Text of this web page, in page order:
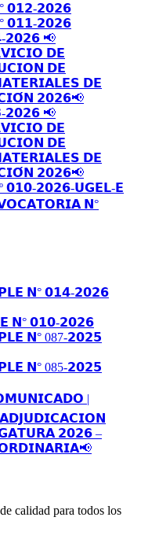
𝟬𝟭𝟮-𝟮𝟬𝟮𝟲
𝟬𝟭𝟭-𝟮𝟬𝟮𝟲
📢
𝗗𝗘
𝗗𝗘
𝗗𝗘
𝟮𝟬𝟮𝟲📢
📢
𝗗𝗘
𝗗𝗘
𝗗𝗘
𝟮𝟬𝟮𝟲📢
𝟮𝟬𝟮𝟲-𝗨𝗚𝗘𝗟-𝗘
𝗡°
𝗡° 𝟬𝟭𝟰-𝟮𝟬𝟮𝟲
𝟬𝟭𝟬-𝟮𝟬𝟮𝟲
𝗡° 087-𝟮𝟬𝟮𝟱
𝗡° 085-𝟮𝟬𝟮𝟱
|
𝟮𝟬𝟮𝟲 –
calidad para todos los